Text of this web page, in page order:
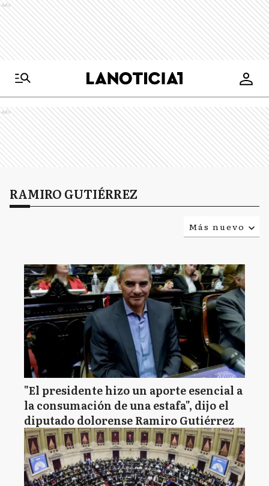
Ads
Ads
RAMIRO GUTIÉRREZ
Más nuevo
"El presidente hizo un aporte esencial a
la consumación de una estafa", dijo el
diputado dolorense Ramiro Gutiérrez